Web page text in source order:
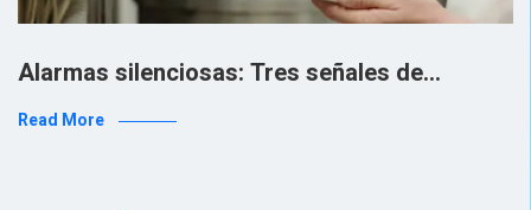
Alarmas silenciosas: Tres señales de…
Read More